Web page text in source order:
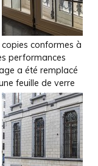
conformes à
performances
a été remplacé
feuille de verre